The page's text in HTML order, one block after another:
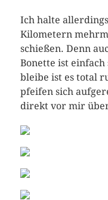
Ich halte
Kilometern
schießen. Denn
Bonette ist einfach
bleibe ist es total
pfeifen sich
direkt vor mir